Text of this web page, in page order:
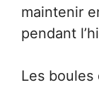
maintenir
pendant
Les boules